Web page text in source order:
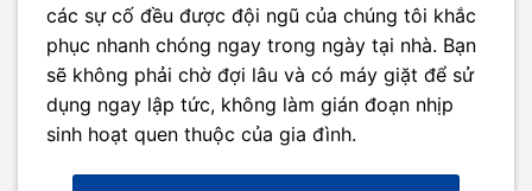
các sự cố đều được đội ngũ của chúng tôi khắc
phục nhanh chóng ngay trong ngày tại nhà. Bạn
sẽ không phải chờ đợi lâu và có máy giặt để sử
dụng ngay lập tức, không làm gián đoạn nhịp
sinh hoạt quen thuộc của gia đình.